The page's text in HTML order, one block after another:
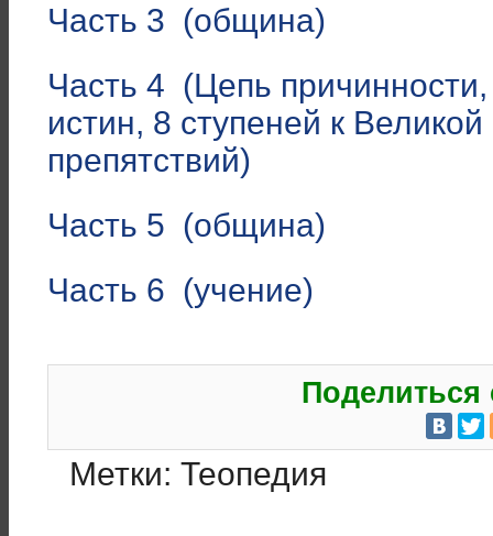
Часть 3 (община)
Часть 4 (Цепь
истин, 8 ступеней к
препятствий)
Часть 5 (община)
Часть 6 (учение)
Поделиться
Метки: Теопедия